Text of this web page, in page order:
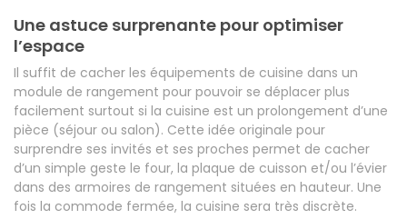
Une astuce surprenante pour optimiser
l’espace
Il suffit de cacher les équipements de cuisine dans un
module de rangement pour pouvoir se déplacer plus
facilement surtout si la cuisine est un prolongement d’une
pièce (séjour ou salon). Cette idée originale pour
surprendre ses invités et ses proches permet de cacher
d’un simple geste le four, la plaque de cuisson et/ou l’évier
dans des armoires de rangement situées en hauteur. Une
fois la commode fermée, la cuisine sera très discrète.